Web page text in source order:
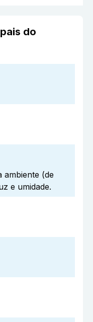
do
ambiente (de
e umidade.